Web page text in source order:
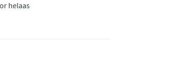
helaas